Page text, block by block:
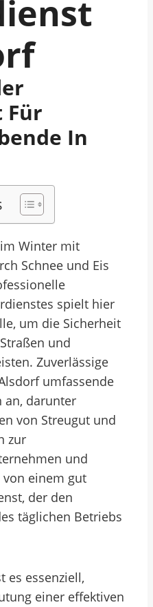
Für
In
Winter mit
Schnee und Eis
spielt hier
um die Sicherheit
und
Zuverlässige
umfassende
an, darunter
von Streugut und
zur
und
einem gut
der den
täglichen Betriebs
es essenziell,
einer effektiven